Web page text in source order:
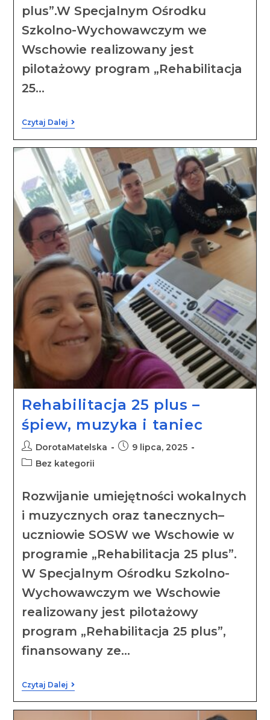
plus”.W Specjalnym Ośrodku
Szkolno-Wychowawczym we
Wschowie realizowany jest
pilotażowy program „Rehabilitacja
25…
Czytaj Dalej
Rehabilitacja 25 plus –
śpiew, muzyka i taniec
DorotaMatelska
9 lipca, 2025
Bez kategorii
Rozwijanie umiejętności wokalnych
i muzycznych oraz tanecznych–
uczniowie SOSW we Wschowie w
programie „Rehabilitacja 25 plus”.
W Specjalnym Ośrodku Szkolno-
Wychowawczym we Wschowie
realizowany jest pilotażowy
program „Rehabilitacja 25 plus”,
finansowany ze…
Czytaj Dalej